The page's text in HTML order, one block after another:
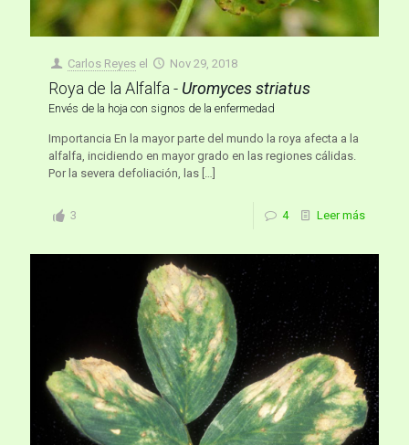
Carlos Reyes el Nov 29, 2018
Roya de la Alfalfa - Uromyces striatus
Envés de la hoja con signos de la enfermedad
Importancia En la mayor parte del mundo la roya afecta a la
alfalfa, incidiendo en mayor grado en las regiones cálidas.
Por la severa defoliación, las
3 4 Leer más